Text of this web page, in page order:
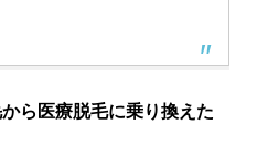
ら医療脱毛に乗り換えた